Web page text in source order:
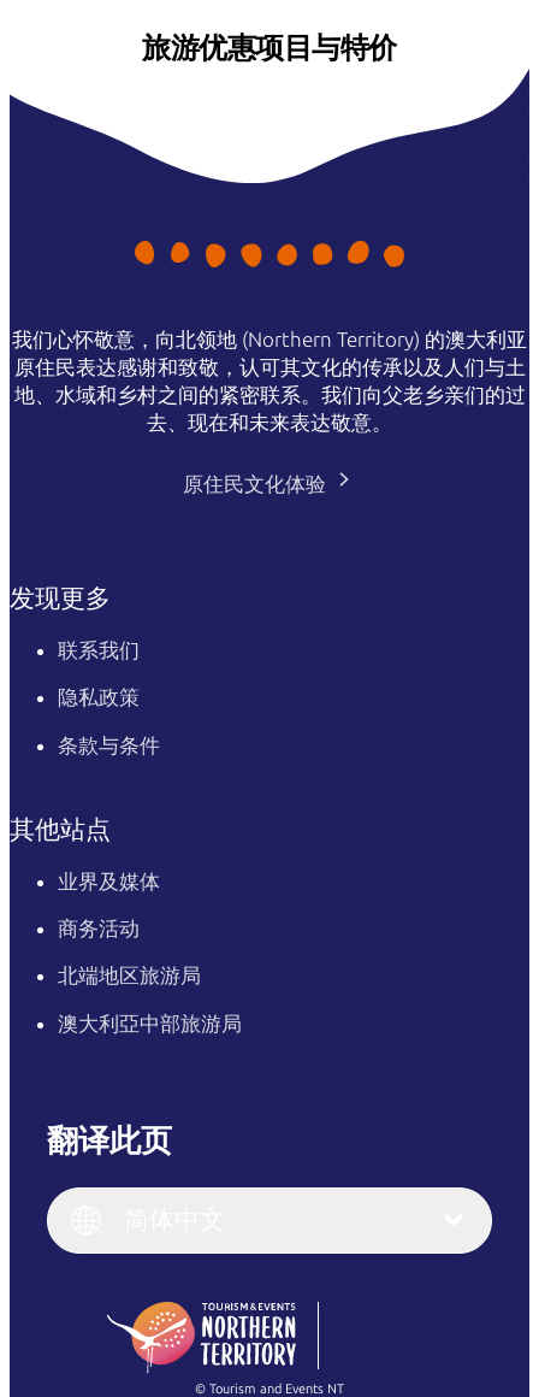
旅游优惠项目与特价
我们心怀敬意，向北领地 (Northern Territory) 的澳大利亚
原住民表达感谢和致敬，认可其文化的传承以及人们与土
地、水域和乡村之间的紧密联系。我们向父老乡亲们的过
去、现在和未来表达敬意。
原住民文化体验
发现更多
联系我们
隐私政策
条款与条件
其他站点
业界及媒体
商务活动
北端地区旅游局
澳大利亞中部旅游局
翻译此页
English (US)
English
(Singapore)
Français
繁體中文
© Tourism and Events NT